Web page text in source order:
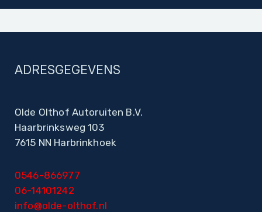
ADRESGEGEVENS
Olde Olthof Autoruiten B.V.
Haarbrinksweg 103
7615 NN Harbrinkhoek
0546-866977
06-14101242
info@olde-olthof.nl